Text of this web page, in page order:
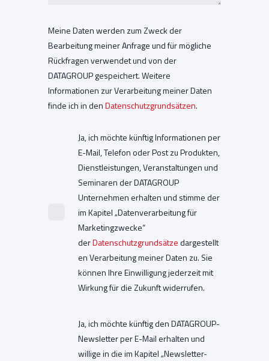
Meine Daten werden zum Zweck der
Bearbeitung meiner Anfrage und für mögliche
Rückfragen verwendet und von der
DATAGROUP gespeichert. Weitere
Informationen zur Verarbeitung meiner Daten
finde ich in denDatenschutzgrundsätzen.
Ja, ich möchte künftig Informationen per
E-Mail, Telefon oder Post zu Produkten,
Dienstleistungen, Veranstaltungen und
Seminaren der DATAGROUP
Unternehmen erhalten und stimme der
im Kapitel „Datenverarbeitung für
Marketingzwecke“
derDatenschutzgrundsätzedargestellt
en Verarbeitung meiner Daten zu. Sie
können Ihre Einwilligung jederzeit mit
Wirkung für die Zukunft widerrufen.
Ja, ich möchte künftig den DATAGROUP-
Newsletter per E-Mail erhalten und
willige in die im Kapitel „Newsletter-